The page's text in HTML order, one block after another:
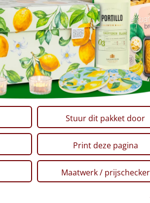
Stuur dit pakket door
Print deze pagina
Maatwerk / prijschecker